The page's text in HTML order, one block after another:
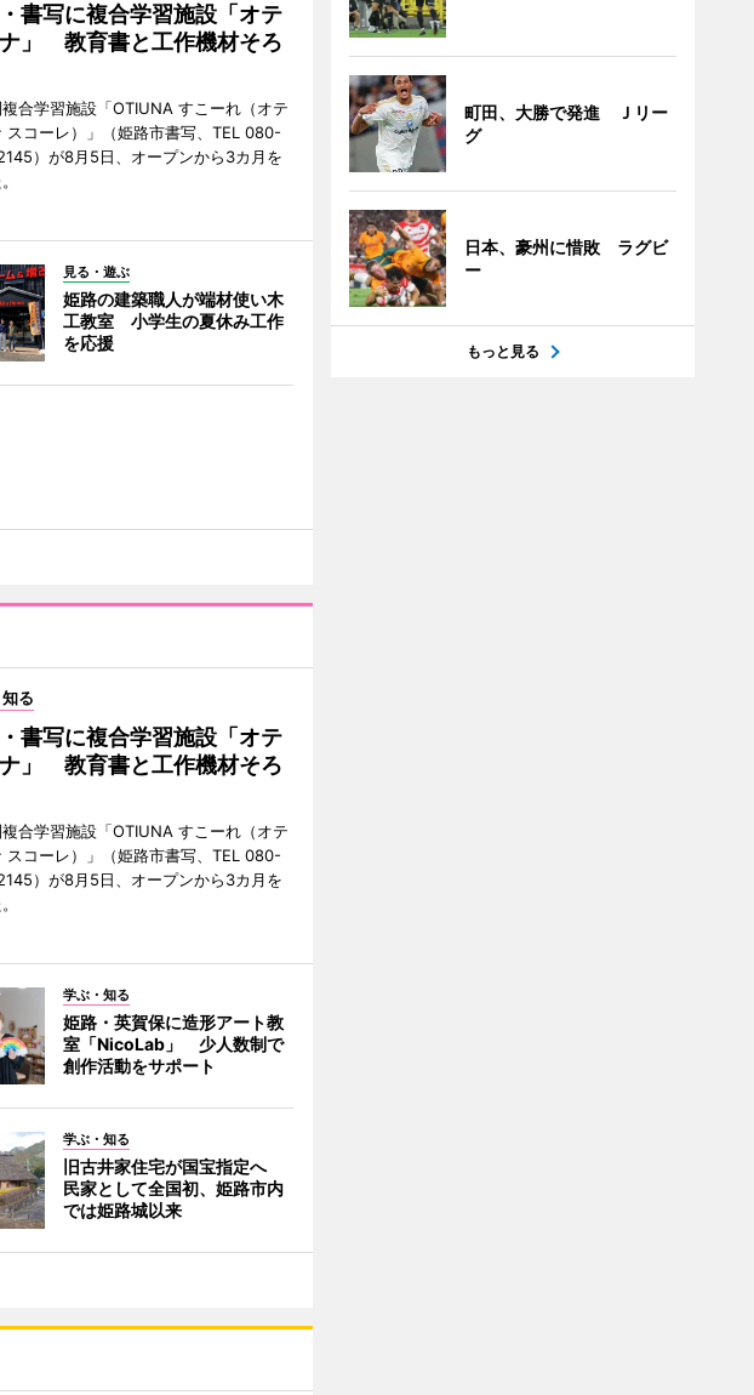
書写に複合学習施設「オテ
」 教育書と工作機材そろ
合学習施設「OTIUNA すこーれ（オテ
スコーレ）」（姫路市書写、TEL 080-
）が8月5日、オープンから3カ月を
見る・遊ぶ
姫路の建築職人が端材使い木
工教室 小学生の夏休み工作
を応援
る
書写に複合学習施設「オテ
」 教育書と工作機材そろ
合学習施設「OTIUNA すこーれ（オテ
スコーレ）」（姫路市書写、TEL 080-
）が8月5日、オープンから3カ月を
学ぶ・知る
姫路・英賀保に造形アート教
室「NicoLab」 少人数制で
創作活動をサポート
学ぶ・知る
旧古井家住宅が国宝指定へ
民家として全国初、姫路市内
では姫路城以来
町田、大勝で発進 Ｊリー
グ
日本、豪州に惜敗 ラグビ
ー
もっと見る